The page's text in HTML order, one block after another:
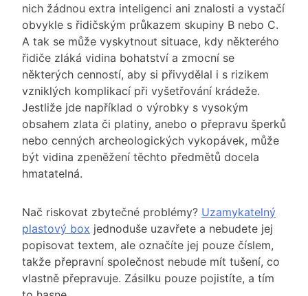
nich žádnou extra inteligenci ani znalosti a vystačí
obvykle s řidičským průkazem skupiny B nebo C.
A tak se může vyskytnout situace, kdy některého
řidiče zláká vidina bohatství a zmocní se
některých cenností, aby si přivydělal i s rizikem
vzniklých komplikací při vyšetřování krádeže.
Jestliže jde například o výrobky s vysokým
obsahem zlata či platiny, anebo o přepravu šperků
nebo cenných archeologických vykopávek, může
být vidina zpeněžení těchto předmětů docela
hmatatelná.
Nač riskovat zbytečné problémy? Uzamykatelný
plastový box jednoduše uzavřete a nebudete jej
popisovat textem, ale označíte jej pouze číslem,
takže přepravní společnost nebude mít tušení, co
vlastně přepravuje. Zásilku pouze pojistíte, a tím